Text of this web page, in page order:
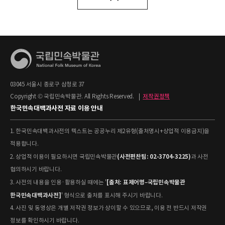
03045 서울시 종로구 삼청로 37
Copyright © 국립민속박물관. All Rights Reserved.
저작권정책
한국민속대백과사전 자료 이용 안내
1. 한국민속대백과사전의 텍스트는 공공누리 제2유형(출처명시+상업적 이용금지)을
적용합니다.
2. 상업적 이용이 필요하시면 국립민속박물관(사전편찬팀: 02-3704-3225)과 사전
협의하시기 바랍니다.
3. 사전의 내용을 인용·활용하실 때에는 ' [출처: 표제어명–국립민속박물관
한국민속대백과사전] ' 형식으로 출처를 표시해 주시기 바랍니다.
4. 사진 및 동영상은 개별 저작권 정보가 상이할 수 있으므로, 이용 전 반드시 저작권
정보를 확인하시기 바랍니다.